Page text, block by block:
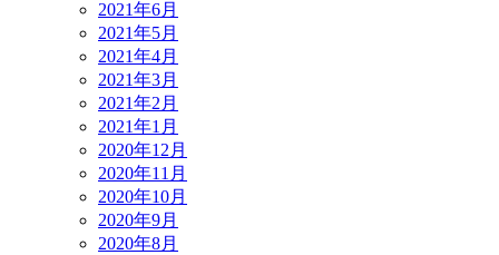
2021年6月
2021年5月
2021年4月
2021年3月
2021年2月
2021年1月
2020年12月
2020年11月
2020年10月
2020年9月
2020年8月